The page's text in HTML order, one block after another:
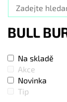
BULL
Na skladě
Akce
Novinka
Tip